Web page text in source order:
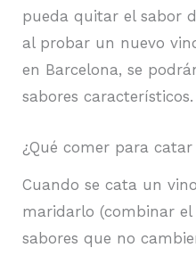
pueda quitar el sabor
al probar un nuevo
en Barcelona, se
sabores característicos.
¿Qué comer para catar
Cuando se cata un
maridarlo (combinar
sabores que no